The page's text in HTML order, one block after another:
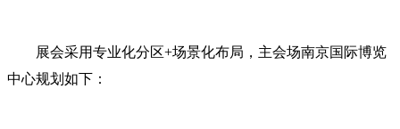
展会采用‌专业化分区+场景化布局‌，主会场南京国际博览
中心规划如下：